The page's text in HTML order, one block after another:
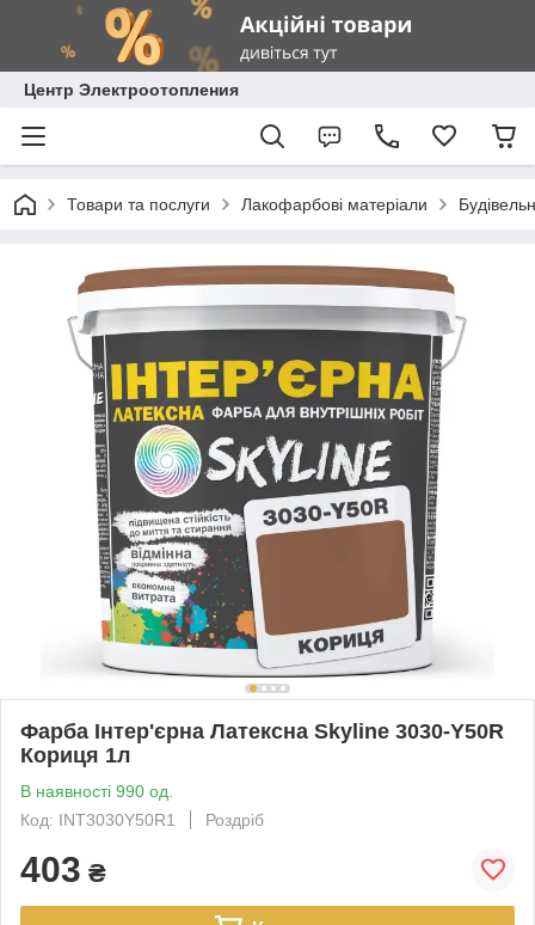
Центр Электроотопления
Товари та послуги Лакофарбові матеріали
Фарба Інтер'єрна Латексна Skyline 3030-Y50R
Кориця 1л
В наявності 990 од.
Код: INT3030Y50R1
Роздріб
403 ₴